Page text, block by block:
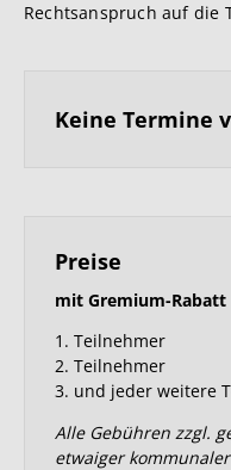
Rechtsanspruch auf die
Keine Termine
Preise
mit Gremium-Rabatt
1. Teilnehmer
2. Teilnehmer
3. und jeder weitere
Alle Gebühren zzgl.
etwaiger